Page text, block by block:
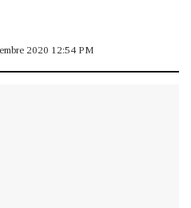
2020 12:54 PM